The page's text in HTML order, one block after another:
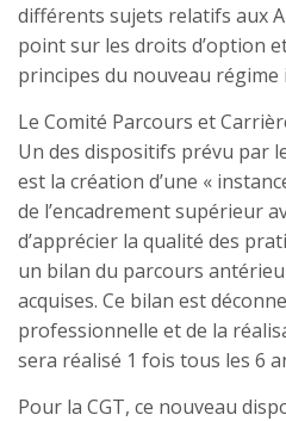
différents sujets relatifs aux
point sur les droits d’option
principes du nouveau
Le Comité Parcours et
Un des dispositifs prévu par
est la création d’une «
de l’encadrement supérieur
d’apprécier la qualité des
un bilan du parcours
acquises. Ce bilan est
professionnelle et de la
sera réalisé 1 fois tous les 6
Pour la CGT, ce nouveau